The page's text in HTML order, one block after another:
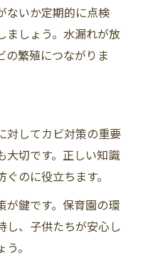
ないか定期的に点検
ましょう。水漏れが放
の繁殖につながりま
対してカビ対策の重要
大切です。正しい知識
のに役立ちます。
が鍵です。保育園の環
し、子供たちが安心し
。